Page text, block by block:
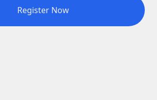
Register Now